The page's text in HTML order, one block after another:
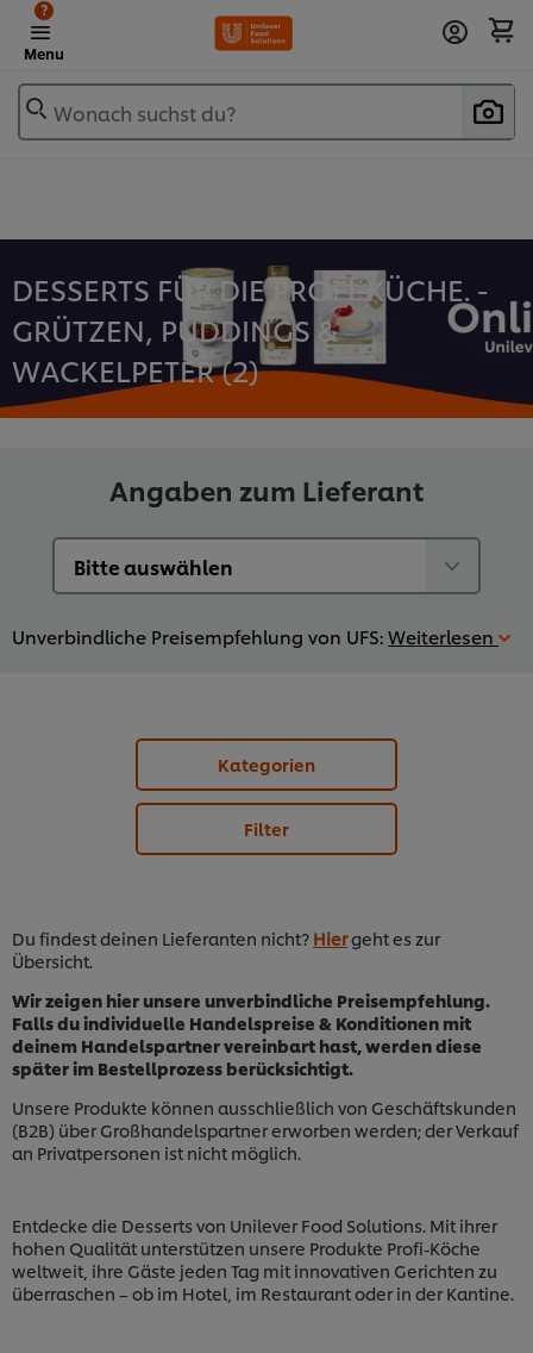
Menu
?
Wonach suchst du?
DESSERTS FÜR DIE PROFI-KÜCHE. -
GRÜTZEN, PUDDINGS &
WACKELPETER (2)
Angaben zum Lieferant
Unverbindliche Preisempfehlung von UFS:Weiterlesen
Kategorien
Filter
Du findest deinen Lieferanten nicht? Hiergeht es zur
Übersicht.
Wir zeigen hier unsere unverbindliche Preisempfehlung.
Falls du individuelle Handelspreise & Konditionen mit
deinem Handelspartner vereinbart hast, werden diese
später im Bestellprozess berücksichtigt.
Unsere Produkte können ausschließlich von Geschäftskunden
(B2B) über Großhandelspartner erworben werden; der Verkauf
an Privatpersonen ist nicht möglich.
Entdecke die Desserts von Unilever Food Solutions. Mit ihrer
hohen Qualität unterstützen unsere Produkte Profi-Köche
weltweit, ihre Gäste jeden Tag mit innovativen Gerichten zu
überraschen – ob im Hotel, im Restaurant oder in der Kantine.